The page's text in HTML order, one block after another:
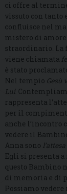
ci offre al
vissuto con tanto
confluisce nel
mistero di
straordinario. La
viene chiamata
è stato
Nel tempio Gesù
Lui.
rappresenta
per il
anche l’incontro
vedere il
Anna sono
Egli si presenta
questo Bambino
di memoria e di
Possiamo